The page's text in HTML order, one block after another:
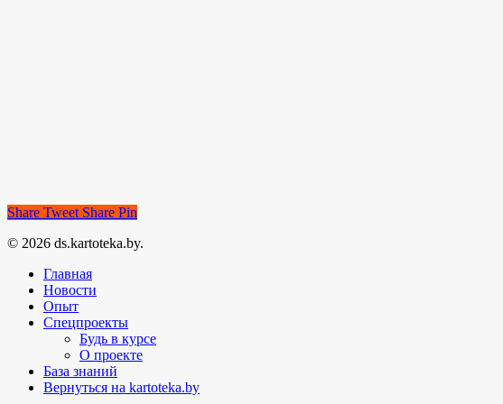
Share Tweet Share Pin
© 2026 ds.kartoteka.by.
Главная
Новости
Опыт
Спецпроекты
Будь в курсе
О проекте
База знаний
Вернуться на kartoteka.by